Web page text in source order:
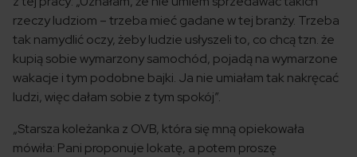
rzeczy ludziom – trzeba mieć gadane w tej branży. Trzeba
tak namydlić oczy, żeby ludzie usłyszeli to, co chcą tzn. że
kupią sobie wymarzony samochód, pojadą na wymarzone
wakacje i tym podobne bajki. Ja nie umiałam tak nakręcać
ludzi, więc dałam sobie z tym spokój”.
„Starsza koleżanka z OVB, która się mną opiekowała
mówiła: Pani proponuje lokatę, a potem proszę